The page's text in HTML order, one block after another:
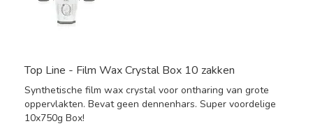
Top Line - Film Wax Crystal Box 10 zakken
Synthetische film wax crystal voor ontharing van grote
oppervlakten. Bevat geen dennenhars. Super voordelige
10x750g Box!